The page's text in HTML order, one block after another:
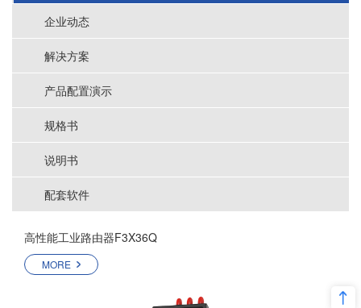
企业动态
解决方案
产品配置演示
规格书
说明书
配套软件
高性能工业路由器F3X36Q
MORE